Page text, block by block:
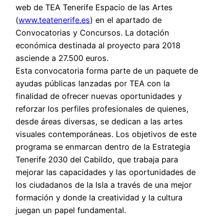
web de TEA Tenerife Espacio de las Artes
(www.teatenerife.es) en el apartado de
Convocatorias y Concursos. La dotación
económica destinada al proyecto para 2018
asciende a 27.500 euros.
Esta convocatoria forma parte de un paquete de
ayudas públicas lanzadas por TEA con la
finalidad de ofrecer nuevas oportunidades y
reforzar los perfiles profesionales de quienes,
desde áreas diversas, se dedican a las artes
visuales contemporáneas. Los objetivos de este
programa se enmarcan dentro de la Estrategia
Tenerife 2030 del Cabildo, que trabaja para
mejorar las capacidades y las oportunidades de
los ciudadanos de la Isla a través de una mejor
formación y donde la creatividad y la cultura
juegan un papel fundamental.